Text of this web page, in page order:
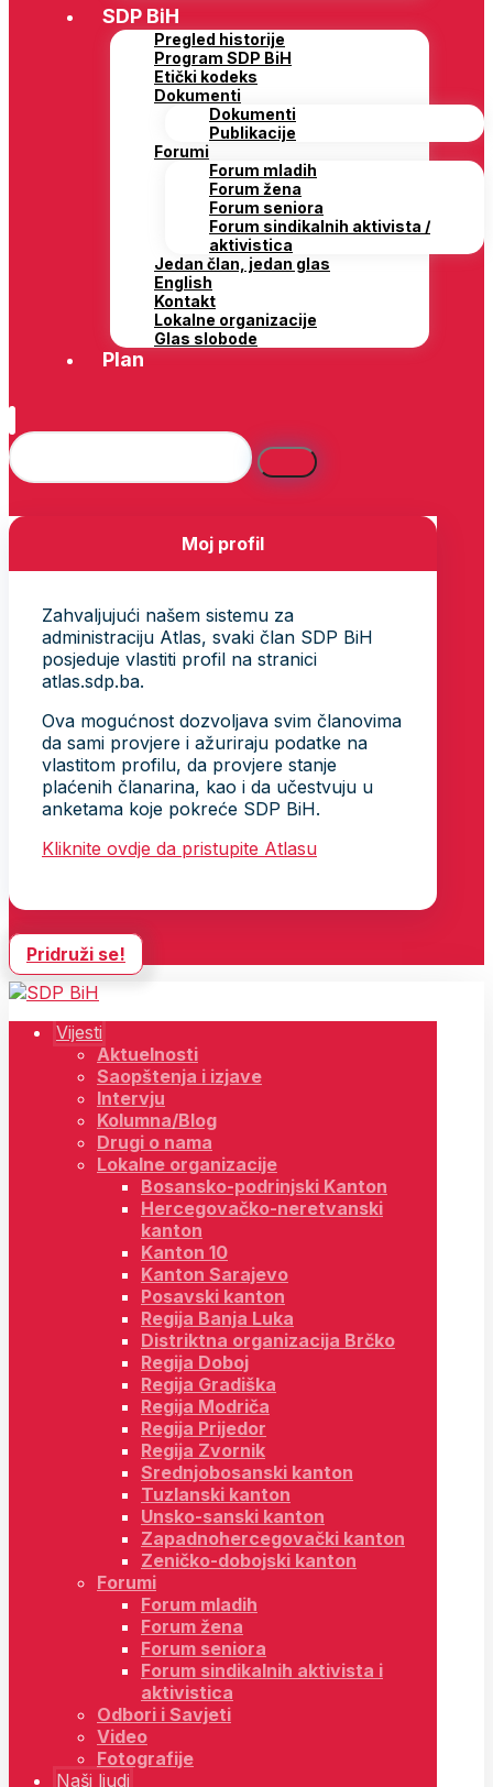
SDP BiH
Pregled historije
Program SDP BiH
Etički kodeks
Dokumenti
Dokumenti
Publikacije
Forumi
Forum mladih
Forum žena
Forum seniora
Forum sindikalnih aktivista /
aktivistica
Jedan član, jedan glas
English
Kontakt
Lokalne organizacije
Glas slobode
Plan
Moj profil
Zahvaljujući našem sistemu za
administraciju Atlas, svaki član SDP BiH
posjeduje vlastiti profil na stranici
atlas.sdp.ba.
Ova mogućnost dozvoljava svim članovima
da sami provjere i ažuriraju podatke na
vlastitom profilu, da provjere stanje
plaćenih članarina, kao i da učestvuju u
anketama koje pokreće SDP BiH.
Kliknite ovdje da pristupite Atlasu
Pridruži se!
Vijesti
Aktuelnosti
Saopštenja i izjave
Intervju
Kolumna/Blog
Drugi o nama
Lokalne organizacije
Bosansko-podrinjski Kanton
Hercegovačko-neretvanski
kanton
Kanton 10
Kanton Sarajevo
Posavski kanton
Regija Banja Luka
Distriktna organizacija Brčko
Regija Doboj
Regija Gradiška
Regija Modriča
Regija Prijedor
Regija Zvornik
Srednjobosanski kanton
Tuzlanski kanton
Unsko-sanski kanton
Zapadnohercegovački kanton
Zeničko-dobojski kanton
Forumi
Forum mladih
Forum žena
Forum seniora
Forum sindikalnih aktivista i
aktivistica
Odbori i Savjeti
Video
Fotografije
Naši ljudi